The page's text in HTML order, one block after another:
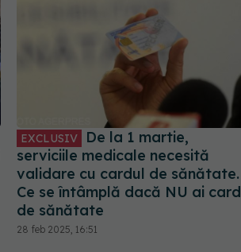
EXCLUSIV
De la 1 martie,
serviciile medicale necesită
validare cu cardul de sănătate.
Ce se întâmplă dacă NU ai card
de sănătate
28 feb 2025, 16:51